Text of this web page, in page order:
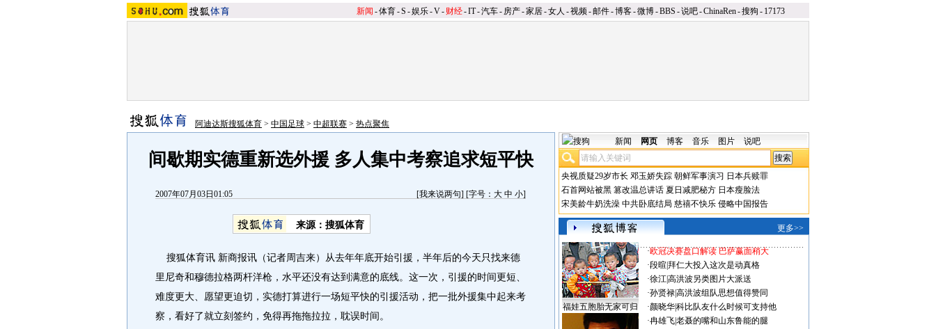
新闻 -体育-S -娱乐-V- 财经-IT-汽车- 房产-家居-女人 -视频-邮件-博客-微博-BBS -说吧-ChinaRen-搜狗 - 17173
阿迪达斯搜狐体育 > 中国足球 > 中超联赛 > 热点聚焦
间歇期实德重新选外援 多人集中考察追求短平快
2007年07月03日01:05 [我来说两句] [字号： 大 中 小]
来源：搜狐体育
搜狐体育讯 新商报讯（记者周吉来）从去年年底开始引援，半年后的今天只找来德
里尼奇和穆德拉格两杆洋枪，水平还没有达到满意的底线。这一次，引援的时间更短、
难度更大、愿望更迫切，实德打算进行一场短平快的引援活动，把一批外援集中起来考
察，看好了就立刻签约，免得再拖拖拉拉，耽误时间。
新闻 网页 博客 音乐 图片 说吧
央视质疑29岁市长 邓玉娇失踪 朝鲜军事演习 日本兵赎罪
石首网站被黑 篡改温总讲话 夏日减肥秘方 日本瘦脸法
宋美龄牛奶洗澡 中共卧底结局 慈禧不快乐 侵略中国报告
更多>>
福娃五胞胎无家可归
·欧冠决赛盘口解读 巴萨赢面稍大
·段暄 拜仁大投入这次是动真格
·徐江|高洪波另类图片大派送
·孙贤禄|高洪波组队思想值得赞同
·颜晓华|科比队友什么时候可支持他
·冉雄飞|老聂的嘴和山东鲁能的腿